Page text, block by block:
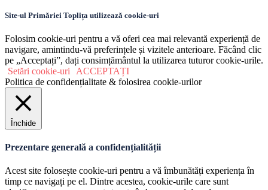
Site-ul Primăriei Toplița utilizează cookie-uri
Folosim cookie-uri pentru a vă oferi cea mai relevantă experiență de
navigare, amintindu-vă preferințele și vizitele anterioare. Făcând clic
pe „Acceptați”, dați consimțământul la utilizarea tuturor cookie-urile.
Setări cookie-uri
ACCEPTAȚI
Politica de confidențialitate & folosirea cookie-urilor
Închide
Prezentare generală a confidențialității
Acest site folosește cookie-uri pentru a vă îmbunătăți experiența în
timp ce navigați pe el. Dintre acestea, cookie-urile care sunt